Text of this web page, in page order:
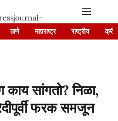
ठाणे महाराष्ट्र राष्ट्रीय
काय सांगतो? निळा,
फरक समजून